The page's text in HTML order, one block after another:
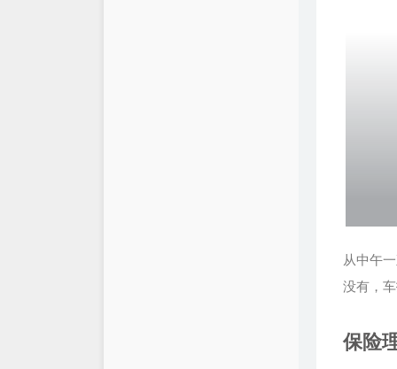
从中午
没有，
保险